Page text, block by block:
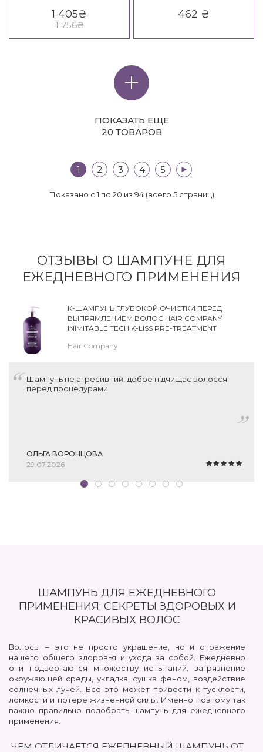
1 405₴
1 756₴
Out Shampoo
462 ₴
ПОКАЗАТЬ ЕЩЕ
20 ТОВАРОВ
1 2 3 4 5 >|
Показано с 1 по 20 из 94 (всего 5 страниц)
ОТЗЫВЫ О ШАМПУНЕ ДЛЯ
ЕЖЕДНЕВНОГО ПРИМЕНЕНИЯ
К-ШАМПУНЬ ГЛУБОКОЙ ОЧИСТКИ ПЕРЕД
ВЫПРЯМЛЕНИЕМ ВОЛОС HAIR COMPANY
INIMITABLE TECH K-LISS PRE-TREATMENT
Hair Company
Шампунь не агресивний, добре підчищає волосся
перед процедурами
ОЛЬГА ВОРОНЦОВА
29.07.2026
ШАМПУНЬ ДЛЯ ЕЖЕДНЕВНОГО
ПРИМЕНЕНИЯ: СЕКРЕТЫ ЗДОРОВЫХ И
КРАСИВЫХ ВОЛОС
Волосы – это не просто украшение, но и отражение
нашего общего здоровья и ухода за собой. Ежедневно
они подвергаются множеству испытаний: загрязнение
окружающей среды, укладка, сушка феном, воздействие
солнечных лучей. Все это может привести к тусклости,
ломкости и потере жизненной силы. Именно поэтому так
важно правильно подобрать шампунь для ежедневного
применения.
ЧЕМ ОТЛИЧАЕТСЯ ЕЖЕДНЕВНЫЙ ШАМПУНЬ ОТ